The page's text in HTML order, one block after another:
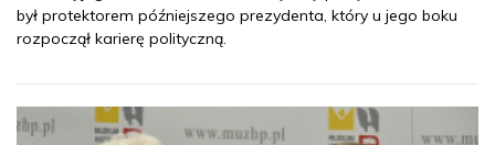
był protektorem późniejszego prezydenta, który u jego boku
rozpoczął karierę polityczną.